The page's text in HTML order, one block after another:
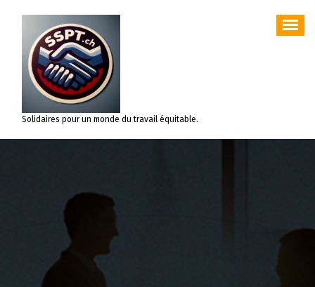
contenu
Solidaires pour un monde du travail équitable.